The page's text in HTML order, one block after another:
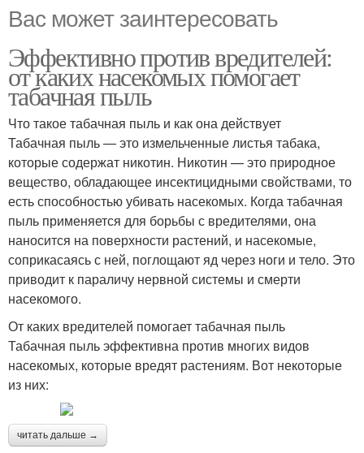
Вас может заинтересовать
Эффективно против вредителей:
от каких насекомых помогает
табачная пыль
Что такое табачная пыль и как она действует
Табачная пыль — это измельченные листья табака,
которые содержат никотин. Никотин — это природное
вещество, обладающее инсектицидными свойствами, то
есть способностью убивать насекомых. Когда табачная
пыль применяется для борьбы с вредителями, она
наносится на поверхности растений, и насекомые,
соприкасаясь с ней, поглощают яд через ноги и тело. Это
приводит к параличу нервной системы и смерти
насекомого.
От каких вредителей помогает табачная пыль
Табачная пыль эффективна против многих видов
насекомых, которые вредят растениям. Вот некоторые
из них:
читать дальше →